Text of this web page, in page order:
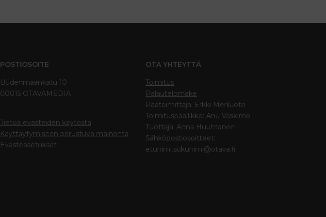
POSTIOSOITE
Uudenmaankatu 10
00015 OTAVAMEDIA
Tietoa evästeiden käytöstä
Käyttäytymiseen perustuva mainonta
Evästeasetukset
OTA YHTEYTTÄ
Toimitus
Palautelomake
Päätoimittaja: Erkki Meriluoto
Toimituspäällikkö: Anu Vaskimo
Tuottaja: Anna Huuhtanen
Sähköpostiosoitteet:
etunimi.sukunimi@otava.fi